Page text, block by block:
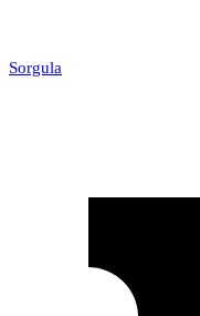
Sorgula